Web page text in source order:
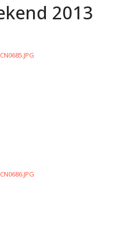
2013